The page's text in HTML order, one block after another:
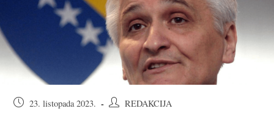
Objava23. listopada 2023.
AutorREDAKCIJA